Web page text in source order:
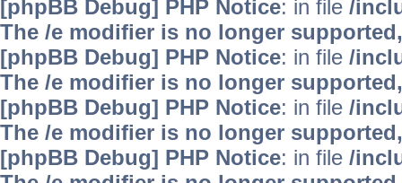
[phpBB Debug] PHP Notice: in file /
The /e modifier is no longer
[phpBB Debug] PHP Notice: in file /
The /e modifier is no longer
[phpBB Debug] PHP Notice: in file /
The /e modifier is no longer
[phpBB Debug] PHP Notice: in file /